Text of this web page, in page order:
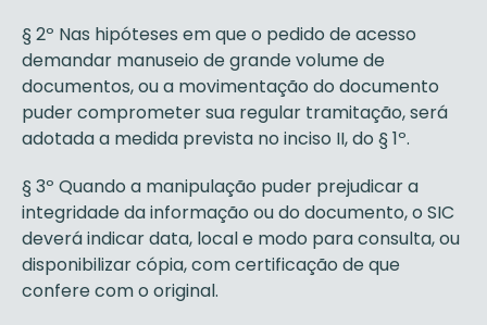
§ 2º Nas hipóteses em que o pedido de acesso
demandar manuseio de grande volume de
documentos, ou a movimentação do documento
puder comprometer sua regular tramitação, será
adotada a medida prevista no inciso II, do § 1º.
§ 3º Quando a manipulação puder prejudicar a
integridade da informação ou do documento, o SIC
deverá indicar data, local e modo para consulta, ou
disponibilizar cópia, com certificação de que
confere com o original.